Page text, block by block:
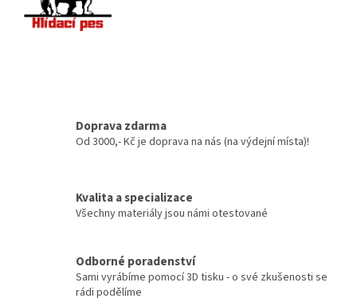
Doprava zdarma
Od 3000,- Kč je doprava na nás (na výdejní místa)!
Kvalita a specializace
Všechny materiály jsou námi otestované
Odborné poradenství
Sami vyrábíme pomocí 3D tisku - o své zkušenosti se
rádi podělíme